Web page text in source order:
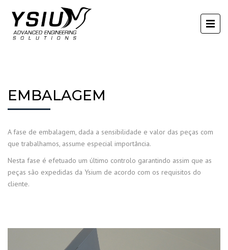
EMBALAGEM
A fase de embalagem, dada a sensibilidade e valor das peças com
que trabalhamos, assume especial importância.
Nesta fase é efetuado um último controlo garantindo assim que as
peças são expedidas da Ysium de acordo com os requisitos do
cliente.